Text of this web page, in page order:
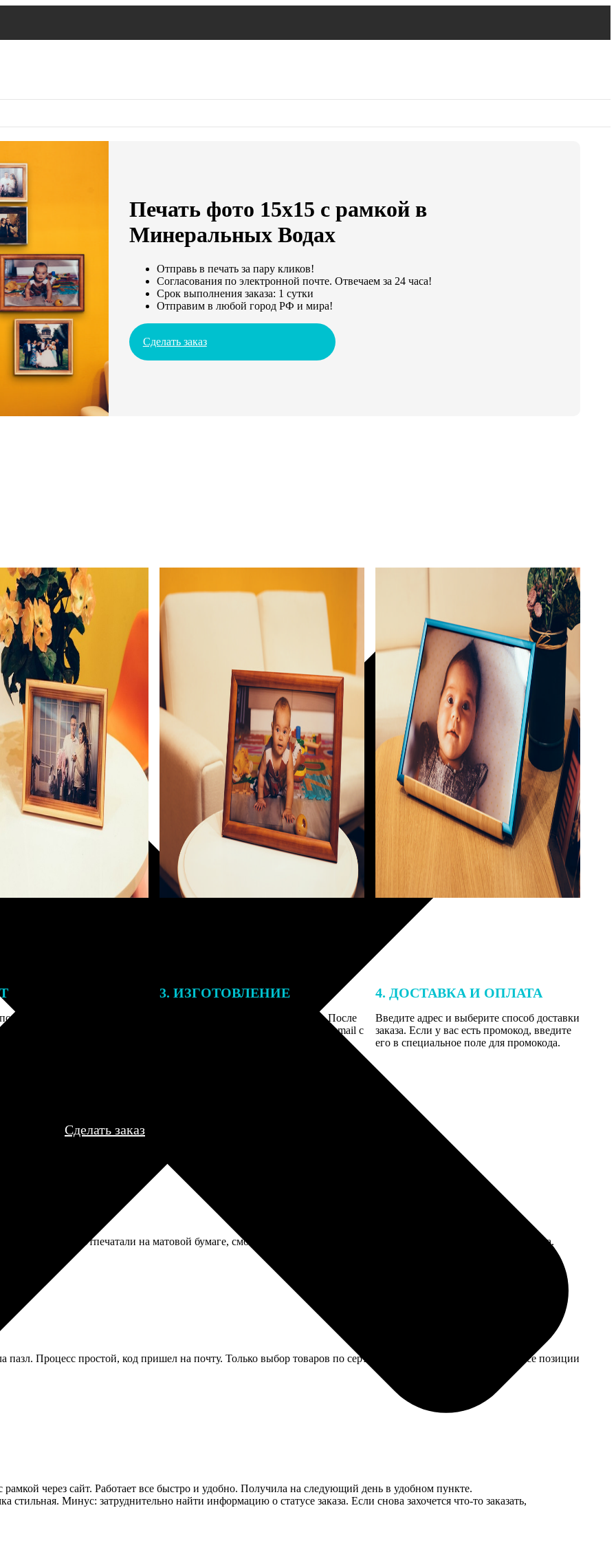
Печать фото 15х15 с рамкой в
Минеральных Водах
Отправь в печать за пару кликов!
Согласования по электронной почте. Отвечаем за 24 часа!
Срок выполнения заказа: 1 сутки
Отправим в любой город РФ и мира!
Сделать заказ
заказа к печати
могут связаться с Вами
телефону или email для
деталей.
3. ИЗГОТОВЛЕНИЕ
Оплатите заказ банковской картой. После
оплаты получите подтверждение на email с
описанием заказа. Когда отправим заказ
4. ДОСТАВКА И ОПЛАТА
Введите адрес и выберите способ доставки
заказа. Если у вас есть промокод, введите
его в специальное поле для промокода.
Сделать заказ
любит ретро. Отпечатали на матовой бумаге, смотрится атмосферно. Бабушка плакала от счастья, когда получила.
пазл. Процесс простой, код пришел на почту. Только выбор товаров по сертификату немного ограничен, не все позиции
рамкой через сайт. Работает все быстро и удобно. Получила на следующий день в удобном пункте.
стильная. Минус: затруднительно найти информацию о статусе заказа. Если снова захочется что-то заказать,